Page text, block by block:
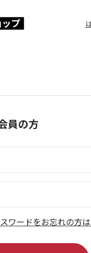
員の方
ワードをお忘れの方